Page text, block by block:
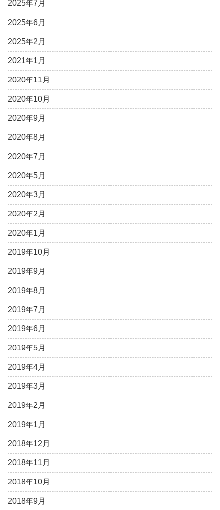
2025年7月
2025年6月
2025年2月
2021年1月
2020年11月
2020年10月
2020年9月
2020年8月
2020年7月
2020年5月
2020年3月
2020年2月
2020年1月
2019年10月
2019年9月
2019年8月
2019年7月
2019年6月
2019年5月
2019年4月
2019年3月
2019年2月
2019年1月
2018年12月
2018年11月
2018年10月
2018年9月